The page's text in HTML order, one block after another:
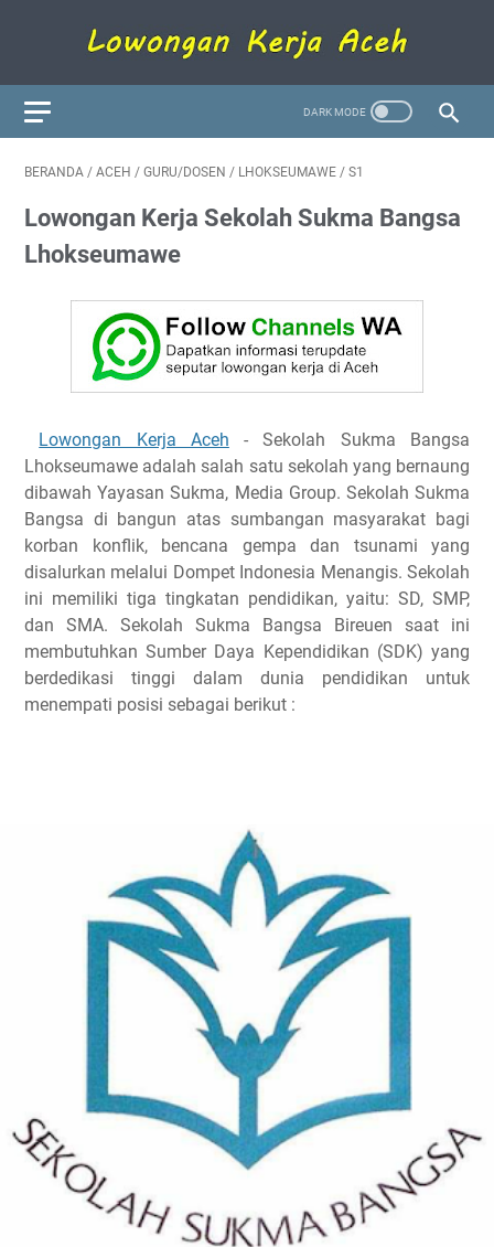
BERANDA / ACEH / GURU/DOSEN / LHOKSEUMAWE / S1
Lowongan Kerja Sekolah Sukma Bangsa
Lhokseumawe
Lowongan Kerja Aceh
- Sekolah Sukma Bangsa
Lhokseumawe adalah salah satu sekolah yang bernaung
dibawah Yayasan Sukma, Media Group. Sekolah Sukma
Bangsa di bangun atas sumbangan masyarakat bagi
korban konflik, bencana gempa dan tsunami yang
disalurkan melalui Dompet Indonesia Menangis. Sekolah
ini memiliki tiga tingkatan pendidikan, yaitu: SD, SMP,
dan SMA. Sekolah Sukma Bangsa Bireuen saat ini
membutuhkan Sumber Daya Kependidikan (SDK) yang
berdedikasi tinggi dalam dunia pendidikan untuk
menempati posisi sebagai berikut :